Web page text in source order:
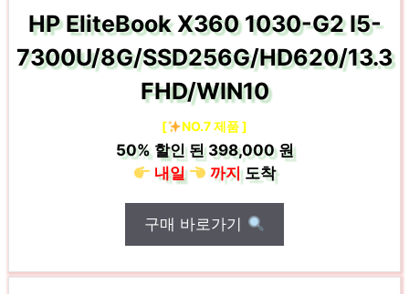
HP EliteBook X360 1030-G2 I5-
7300U/8G/SSD256G/HD620/13.3
FHD/WIN10
[ NO.7 제품 ]
50%할인 된398,000 원
내일
까지도착
구매 바로가기